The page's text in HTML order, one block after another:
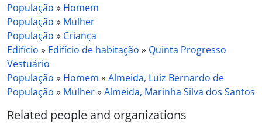
População » Homem
População » Mulher
População » Criança
Edifício » Edifício de habitação » Quinta Progresso
Vestuário
População » Homem »Almeida, Luiz Bernardo de
População » Mulher»Almeida, Marinha Silva dos Santos
Related people and organizations